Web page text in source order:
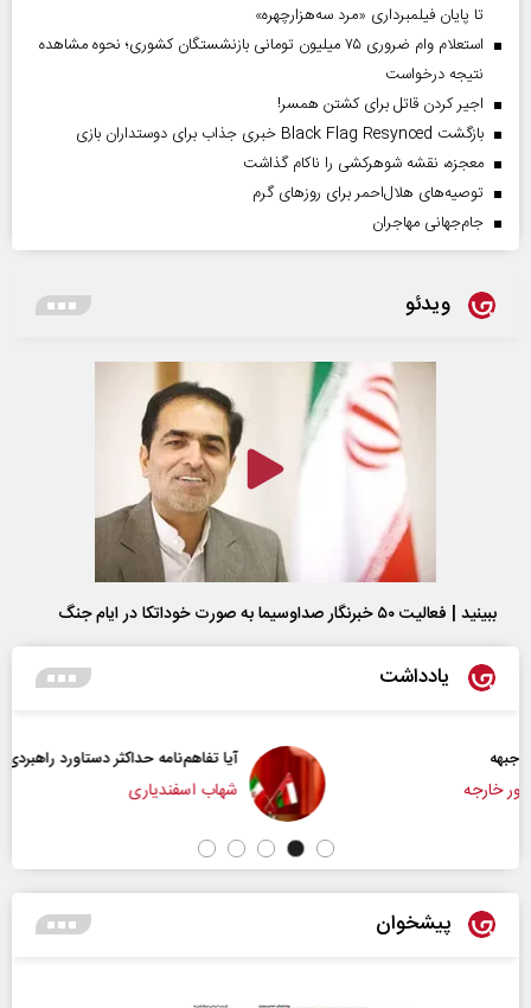
تا پایان فیلمبرداری «مرد سه‌هزارچهره»
استعلام وام ضروری ۷۵ میلیون تومانی بازنشستگان کشوری؛ نحوه مشاهده
نتیجه درخواست
اجیر کردن قاتل برای کشتن همسر!
بازگشت Black Flag Resynced خبری جذاب برای دوستداران بازی
معجزه، نقشه شوهرکشی را ناکام گذاشت
توصیه‌های هلال‌احمر برای روز‌های گرم
جام‌جهانی مهاجران
ویدئو
ببینید | فعالیت ۵۰ خبرنگار صداوسیما به صورت خوداتکا در ایام جنگ
یادداشت
آیا تفاهم‌نامه حداکثر دستاورد راهبردی ایران بود؟
شهاب اسفندیاری
پیشخوان